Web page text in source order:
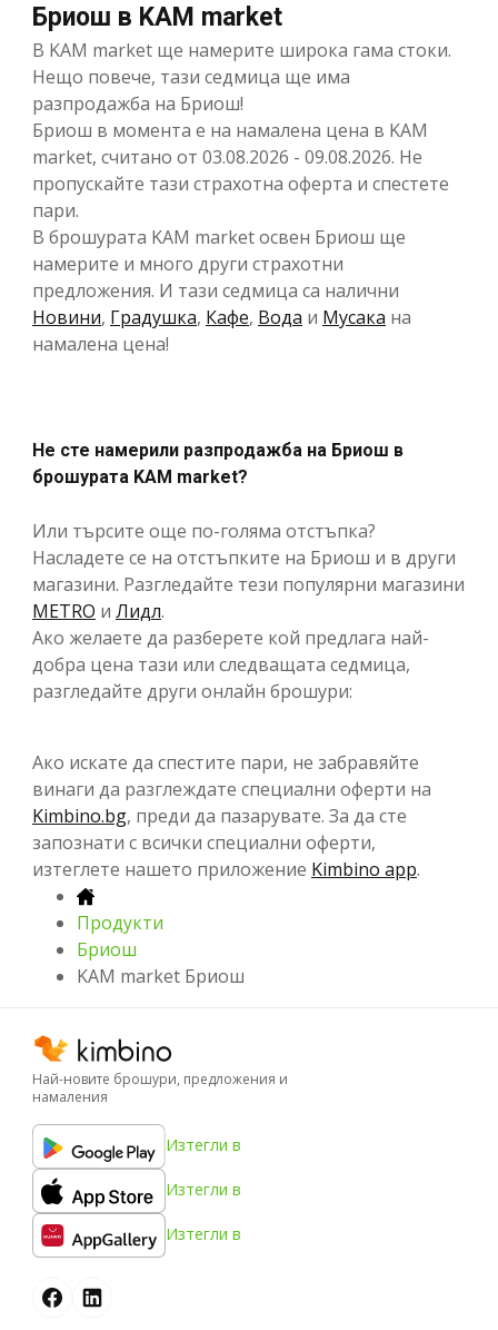
Бриош в KAM market
В KAM market ще намерите широка гама стоки.
Нещо повече, тази седмица ще има
разпродажба на Бриош!
Бриош в момента е на намалена цена в KAM
market, считано от 03.08.2026 - 09.08.2026. Не
пропускайте тази страхотна оферта и спестете
пари.
В брошурата KAM market освен Бриош ще
намерите и много други страхотни
предложения. И тази седмица са налични
Новини, Градушка, Кафе, Вода и Мусака на
намалена цена!
Не сте намерили разпродажба на Бриош в
брошурата KAM market?
Или търсите още по-голяма отстъпка?
Насладете се на отстъпките на Бриош и в други
магазини. Разгледайте тези популярни магазини
METRO и Лидл.
Ако желаете да разберете кой предлага най-
добра цена тази или следващата седмица,
разгледайте други онлайн брошури:
Ако искате да спестите пари, не забравяйте
винаги да разглеждате специални оферти на
Kimbino.bg, преди да пазарувате. За да сте
запознати с всички специални оферти,
изтеглете нашето приложение Kimbino app.
Продукти
Бриош
KAM market Бриош
Най-новите брошури, предложения и
намаления
Изтегли в
Изтегли в
Изтегли в